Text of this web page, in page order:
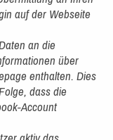
auf der Webseite
an die
über
enthalten. Dies
dass die
Account